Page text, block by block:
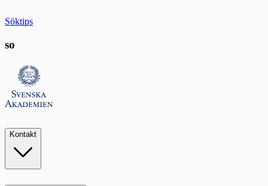
Söktips
so
Kontakt